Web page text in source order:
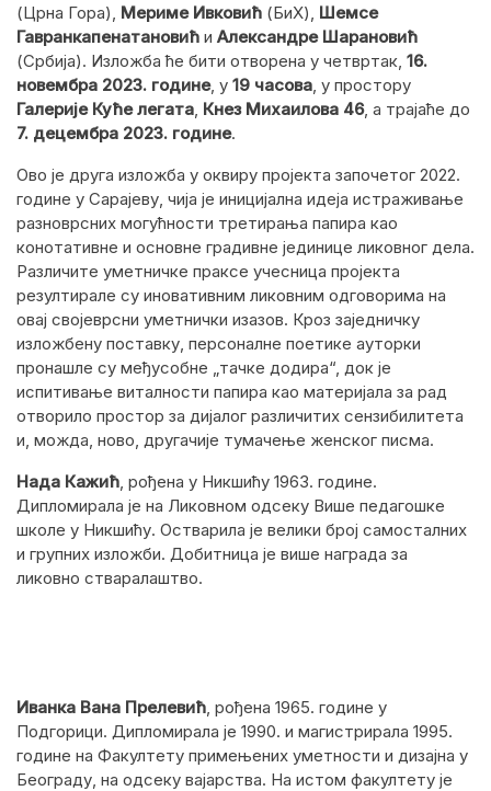
(Црна Гора), Мериме Ивковић (БиХ), Шемсе
Гавранкапенатановић и Александре Шарановић
(Србија). Изложба ће бити отворена у четвртак, 16.
новембра 2023. године, у 19 часова, у простору
Галерије Куће легата, Кнез Михаилова 46, а трајаће до
7. децембра 2023. године.
Ово је друга изложба у оквиру пројекта започетог 2022.
године у Сарајеву, чија је иницијална идеја истраживање
разноврсних могућности третирања папира као
конотативне и основне градивне јединице ликовног дела.
Различите уметничке праксе учесница пројекта
резултирале су иновативним ликовним одговорима на
овај својеврсни уметнички изазов. Кроз заједничку
изложбену поставку, персоналне поетике ауторки
пронашле су међусобне „тачке додира“, док је
испитивање виталности папира као материјала за рад
отворило простор за дијалог различитих сензибилитета
и, можда, ново, другачије тумачење женског писма.
Нада Кажић, рођена у Никшићу 1963. године.
Дипломирала је на Ликовном одсеку Више педагошке
школе у Никшићу. Остварила је велики број самосталних
и групних изложби. Добитница је више награда за
ликовно стваралаштво.
Иванка Вана Прелевић, рођена 1965. године у
Подгорици. Дипломирала је 1990. и магистрирала 1995.
године на Факултету примењених уметности и дизајна у
Београду, на одсеку вајарства. На истом факултету је